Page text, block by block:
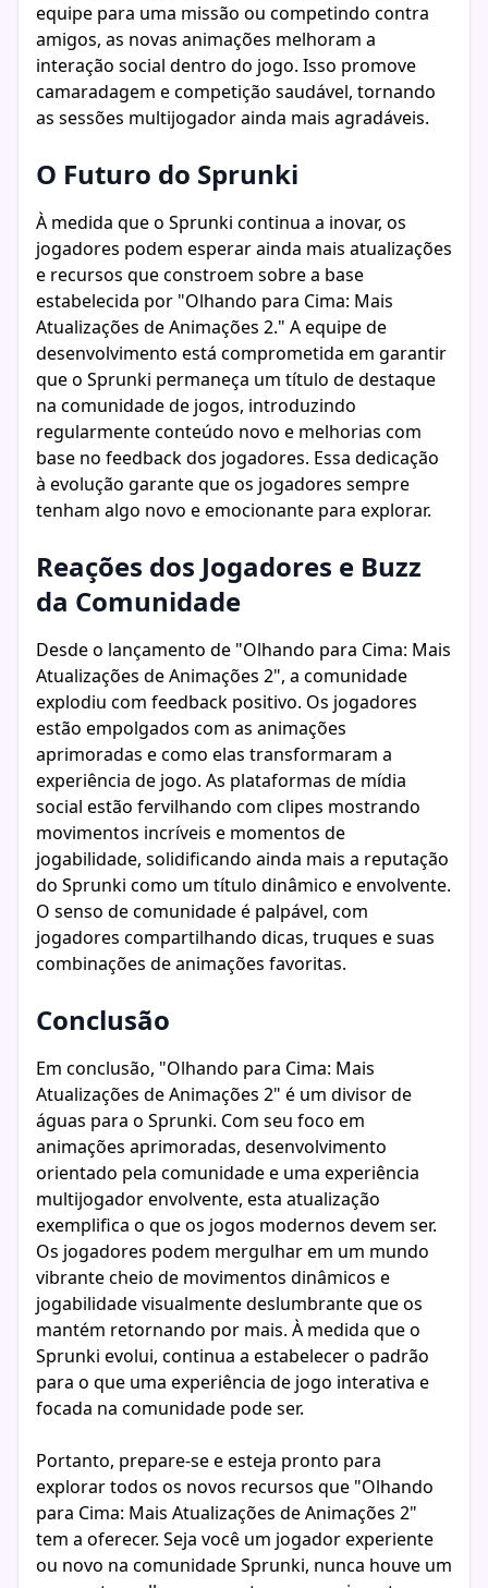
equipe para uma missão ou competindo contra
amigos, as novas animações melhoram a
interação social dentro do jogo. Isso promove
camaradagem e competição saudável, tornando
as sessões multijogador ainda mais agradáveis.
O Futuro do Sprunki
À medida que o Sprunki continua a inovar, os
jogadores podem esperar ainda mais atualizações
e recursos que constroem sobre a base
estabelecida por "Olhando para Cima: Mais
Atualizações de Animações 2." A equipe de
desenvolvimento está comprometida em garantir
que o Sprunki permaneça um título de destaque
na comunidade de jogos, introduzindo
regularmente conteúdo novo e melhorias com
base no feedback dos jogadores. Essa dedicação
à evolução garante que os jogadores sempre
tenham algo novo e emocionante para explorar.
Reações dos Jogadores e Buzz
da Comunidade
Desde o lançamento de "Olhando para Cima: Mais
Atualizações de Animações 2", a comunidade
explodiu com feedback positivo. Os jogadores
estão empolgados com as animações
aprimoradas e como elas transformaram a
experiência de jogo. As plataformas de mídia
social estão fervilhando com clipes mostrando
movimentos incríveis e momentos de
jogabilidade, solidificando ainda mais a reputação
do Sprunki como um título dinâmico e envolvente.
O senso de comunidade é palpável, com
jogadores compartilhando dicas, truques e suas
combinações de animações favoritas.
Conclusão
Em conclusão, "Olhando para Cima: Mais
Atualizações de Animações 2" é um divisor de
águas para o Sprunki. Com seu foco em
animações aprimoradas, desenvolvimento
orientado pela comunidade e uma experiência
multijogador envolvente, esta atualização
exemplifica o que os jogos modernos devem ser.
Os jogadores podem mergulhar em um mundo
vibrante cheio de movimentos dinâmicos e
jogabilidade visualmente deslumbrante que os
mantém retornando por mais. À medida que o
Sprunki evolui, continua a estabelecer o padrão
para o que uma experiência de jogo interativa e
focada na comunidade pode ser.
Portanto, prepare-se e esteja pronto para
explorar todos os novos recursos que "Olhando
para Cima: Mais Atualizações de Animações 2"
tem a oferecer. Seja você um jogador experiente
ou novo na comunidade Sprunki, nunca houve um